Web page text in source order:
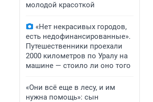
молодой красоткой
«Нет некрасивых городов,
есть недофинансированные».
Путешественники проехали
2000 километров по Уралу на
машине — стоило ли оно того
«Они всё еще в лесу, и им
нужна помощь»: сын